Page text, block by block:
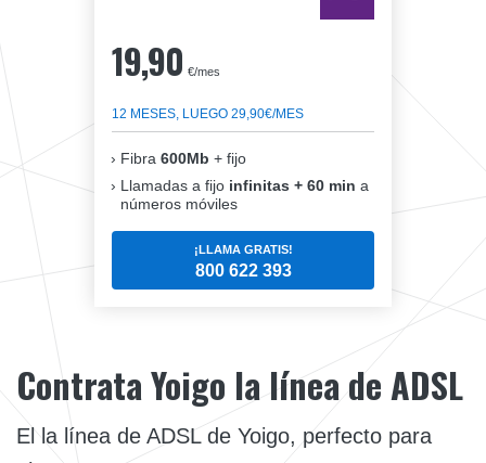
19,90 €/mes
12 MESES, LUEGO 29,90€/MES
Fibra 600Mb + fijo
Llamadas a fijo infinitas + 60 min a
números móviles
¡LLAMA GRATIS!
800 622 393
Contrata Yoigo la línea de ADSL
El la línea de ADSL de Yoigo, perfecto para